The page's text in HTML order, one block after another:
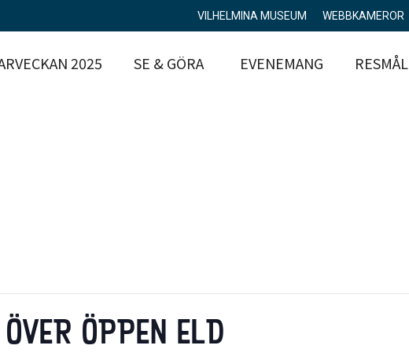
VILHELMINA MUSEUM WEBBKAMEROR
2025 SE & GÖRA EVENEMANG RESMÅL
ÖPPEN ELD